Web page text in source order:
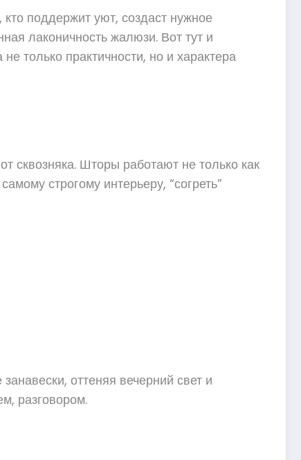
поддержит уют, создаст нужное
лаконичность жалюзи. Вот тут и
только практичности, но и характера
сквозняка. Шторы работают не только как
строгому интерьеру, “согреть”
оттеняя вечерний свет и
разговором.